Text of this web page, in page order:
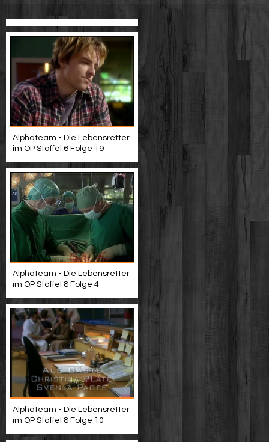
Alphateam - Die Lebensretter
im OP Staffel 6 Folge 19
Alphateam - Die Lebensretter
im OP Staffel 8 Folge 4
Alphateam - Die Lebensretter
im OP Staffel 8 Folge 10